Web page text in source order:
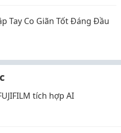
Tay Co Giãn Tốt Đáng Đầu
tích hợp AI